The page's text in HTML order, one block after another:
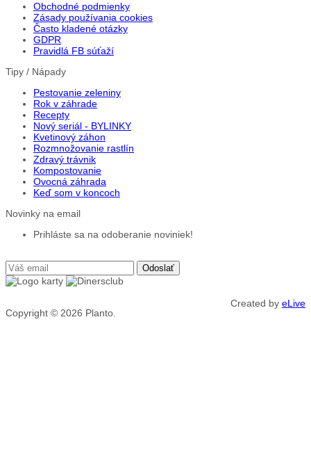
Obchodné podmienky
Zásady používania cookies
Často kladené otázky
GDPR
Pravidlá FB súťaží
Tipy / Nápady
Pestovanie zeleniny
Rok v záhrade
Recepty
Nový seriál - BYLINKY
Kvetinový záhon
Rozmnožovanie rastlín
Zdravý trávnik
Kompostovanie
Ovocná záhrada
Keď som v koncoch
Novinky na email
Prihláste sa na odoberanie noviniek!
Copyright © 2026 Planto.
Created by eLive